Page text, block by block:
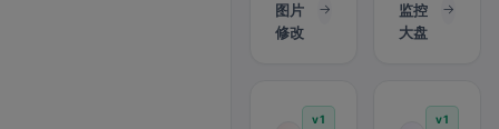
图片
修改
监控
大盘
v1
v1